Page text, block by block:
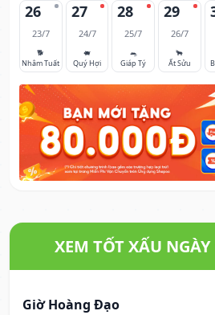
26
23/7
🐕
Nhâm Tuất
27
24/7
🐖
Quý Hợi
28
25/7
🐀
Giáp Tý
29
26/7
🐂
Ất Sửu
XEM TỐT XẤU
Giờ Hoàng Đạo